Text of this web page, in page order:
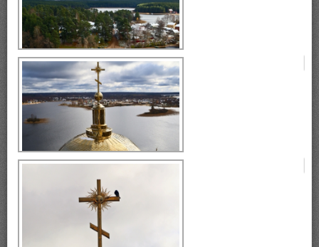
Селигер, монастырь Нилова
Пустынь